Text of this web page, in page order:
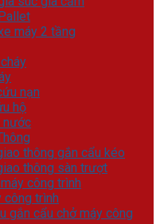
máy 2 tầng
nạn
hộ
nước
thông gắn cẩu kéo
thông sàn trượt
công trình
công trình
gắn cẩu chở máy công